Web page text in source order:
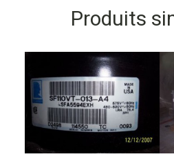
Produits